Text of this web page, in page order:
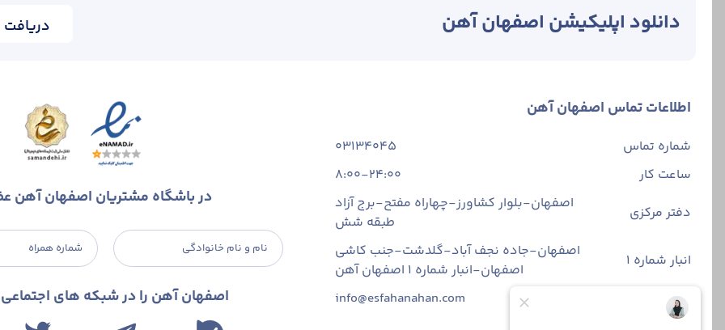
دانلود اپلیکیشن اصفهان آهن دریافت
اطلاعات تماس اصفهان آهن
شماره تماس
03134045
ساعت کار
8:00-24:00
دفتر مرکزی
اصفهان-بلوار کشاورز-چهاراه مفتح-برج آزاد
طبقه شش
انبار شماره 1
اصفهان-جاده نجف آباد-گلدشت-جنب کاشی
اصفهان-انبار شماره ۱ اصفهان آهن
ایمیل
info@esfahanahan.com
در باشگاه مشتریان اصفهان آهن
نام و نام خانوادگی شماره همراه
اصفهان آهن را در شبکه های اجتماعی